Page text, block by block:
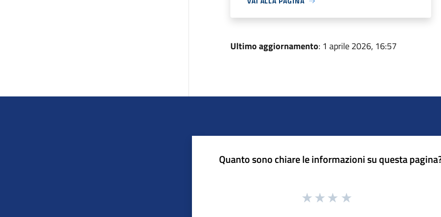
Ultimo aggiornamento: 1 aprile 2026, 16:57
Quanto sono chiare le informazioni su questa